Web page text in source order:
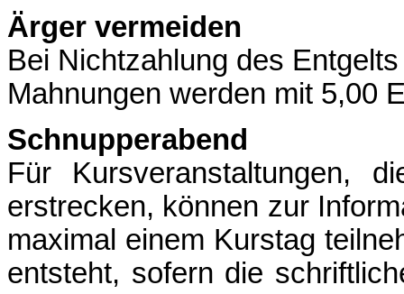
Ärger vermeiden
Bei Nichtzahlung des
Mahnungen werden mit 5,00
Schnupperabend
Für Kursveranstaltungen,
erstrecken, können zur
maximal einem Kurstag
entsteht, sofern die